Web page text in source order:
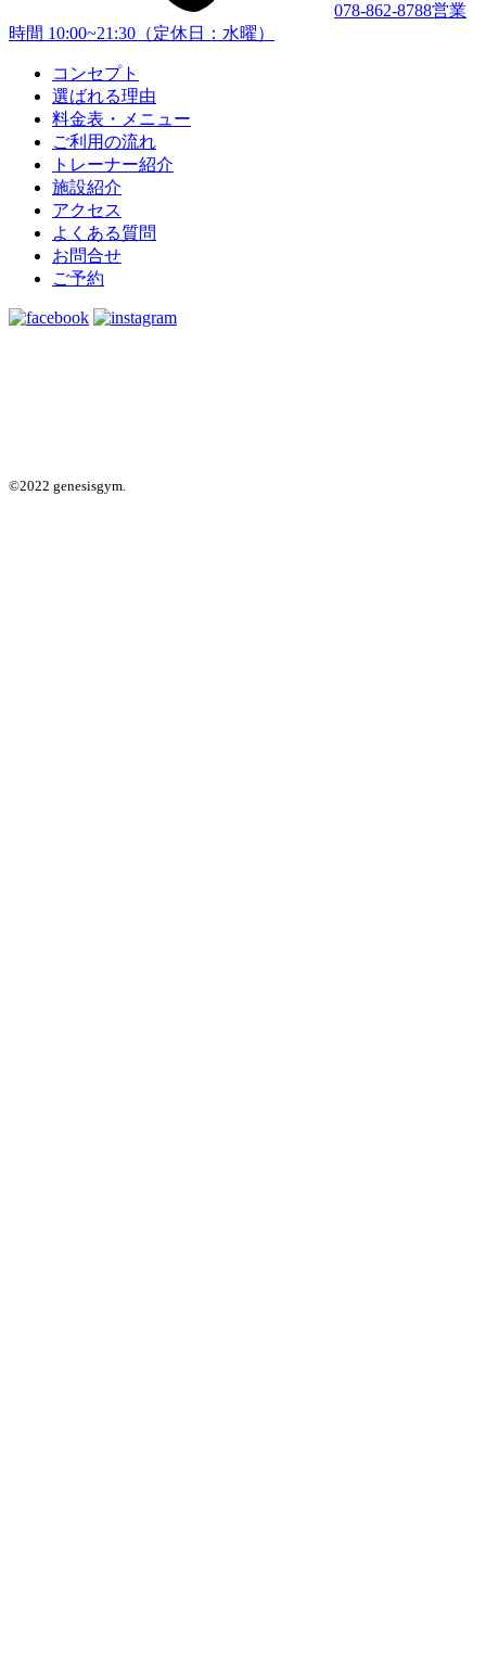
078-862-8788営業
時間 10:00~21:30（定休日：水曜）
コンセプト
選ばれる理由
料金表・メニュー
ご利用の流れ
トレーナー紹介
施設紹介
アクセス
よくある質問
お問合せ
ご予約
©2022 genesisgym.